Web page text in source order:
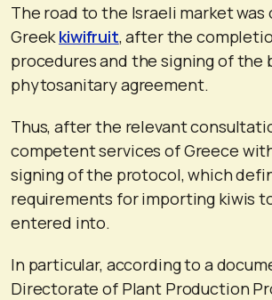
The road to the Israeli market was
Greek kiwifruit, after the
procedures and the signing of the
phytosanitary agreement.
Thus, after the relevant
competent services of Greece
signing of the protocol, which
requirements for importing kiwis
entered into.
In particular, according to a
Directorate of Plant Production